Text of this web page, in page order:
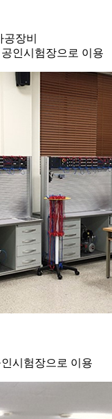
장비
인시험장으로 이용
시험장으로 이용